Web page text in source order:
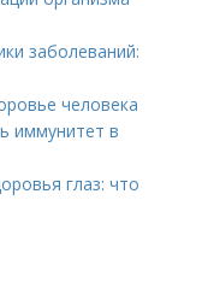
заболеваний:
человека
иммунитет в
глаз: что